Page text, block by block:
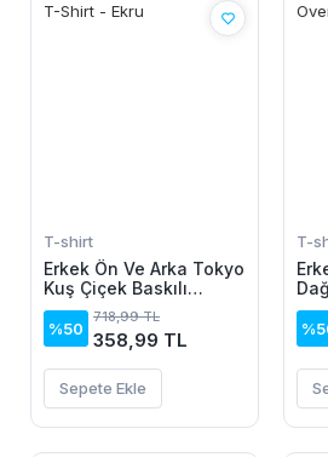
T-shirt
Erkek Ön Ve Arka Tokyo
Kuş Çiçek Baskılı
Oversize T-Shirt - Ekru
%50
718,99 TL
358,99 TL
Sepete Ekle
T-